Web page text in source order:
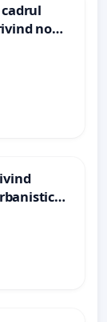
noul